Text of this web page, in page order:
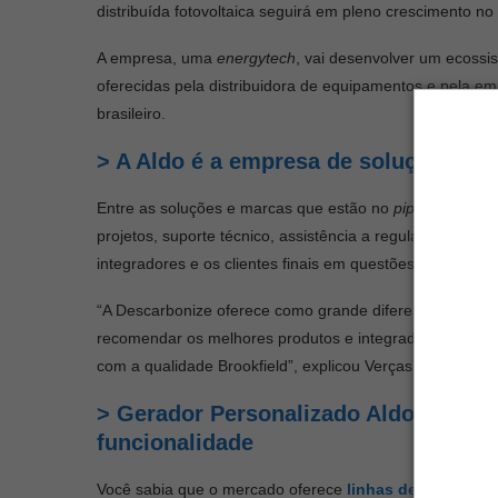
distribuída fotovoltaica seguirá em pleno crescimento no
A empresa, uma energytech , vai desenvolver um
oferecidas pela distribuidora de equipamentos e pela
brasileiro.
> A Aldo é a empresa de soluções
Entre as soluções e marcas que estão no pipeline
projetos, suporte técnico, assistência a
integradores e os clientes finais em questões técnicas,
“A Descarbonize oferece como grande diferencial um
recomendar os melhores produtos e integradores,
com a qualidade Brookfield”, explicou Verças.
> Gerador Personalizado Aldo: como
funcionalidade
Você sabia que o mercado oferece linhas de